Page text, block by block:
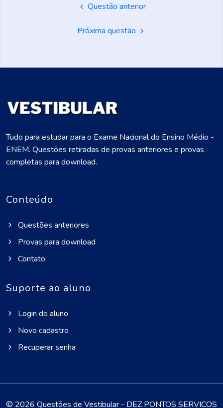
Questão anterior
Próxima questão
Tudo para estudar para o Exame Nacional do Ensino Médio -
ENEM. Questões retiradas de provas anteriores e provas
completas para download.
Conteúdo
Questões anteriores
Provas para download
Contato
Suporte ao aluno
Login do aluno
Novo cadastro
Recuperar senha
© 2026 Questões de Vestibular - DEZ PONTOS SERVICOS